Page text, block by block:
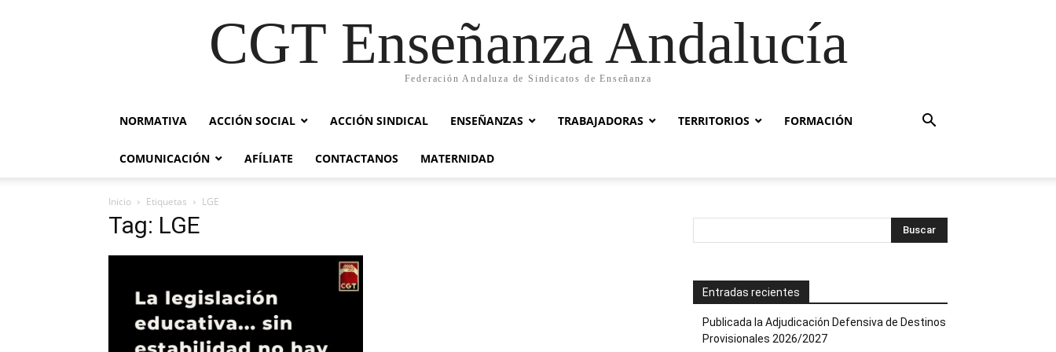
CGT Enseñanza Andalucía
Federación Andaluza de Sindicatos de Enseñanza
NORMATIVA ACCIÓN SOCIAL ACCIÓN SINDICAL ENSEÑANZAS TRABAJADORAS TERRITORIOS FORMACIÓN
COMUNICACIÓN AFÍLIATE CONTACTANOS MATERNIDAD
Inicio Etiquetas LGE
Tag: LGE
Entradas recientes
Publicada la Adjudicación Defensiva de Destinos
Provisionales 2026/2027